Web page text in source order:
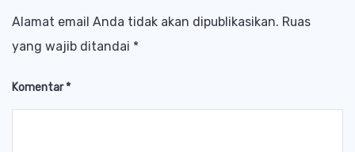
Alamat email Anda tidak akan dipublikasikan. Ruas
yang wajib ditandai *
Komentar*